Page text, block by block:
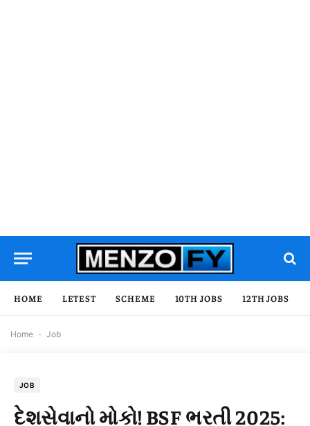
HOME LETEST SCHEME 10TH JOBS 12TH JOBS
Home - Job
JOB
દેશસેવાનો મોકો! BSF ભરતી 2025: